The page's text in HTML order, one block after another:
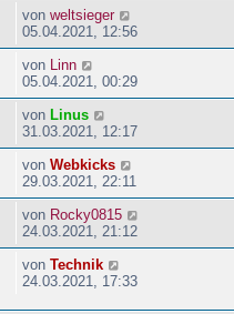
von weltsieger
05.04.2021, 12:56
von Linn
05.04.2021, 00:29
von Linus
31.03.2021, 12:17
von Webkicks
29.03.2021, 22:11
von Rocky0815
24.03.2021, 21:12
von Technik
24.03.2021, 17:33